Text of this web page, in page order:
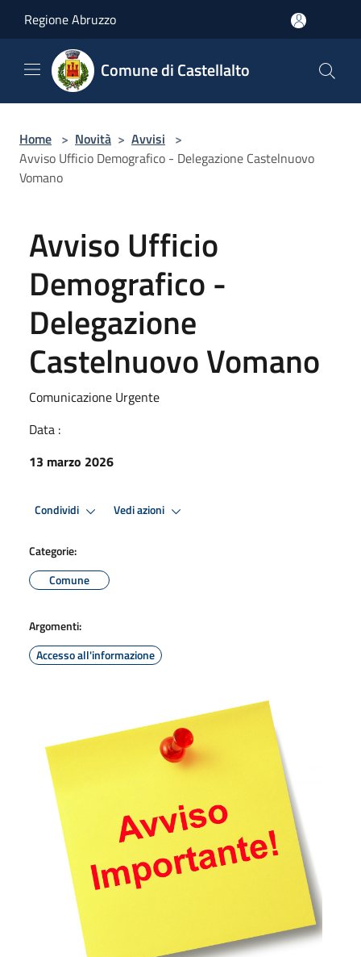
Regione Abruzzo
Comune di Castellalto
Home > Novità > Avvisi >
Avviso Ufficio Demografico - Delegazione Castelnuovo
Vomano
Avviso Ufficio
Demografico -
Delegazione
Castelnuovo Vomano
Comunicazione Urgente
Data :
13 marzo 2026
Condividi Vedi azioni
Categorie:
Comune
Argomenti:
Accesso all'informazione